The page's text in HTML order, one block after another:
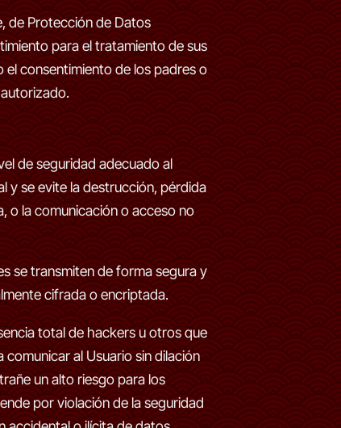
de Protección de Datos
para el tratamiento de sus
el consentimiento de los padres o
de seguridad adecuado al
y se evite la destrucción, pérdida
o la comunicación o acceso no
se transmiten de forma segura y
cifrada o encriptada.
total de hackers u otros que
al Usuario sin dilación
un alto riesgo para los
por violación de la seguridad